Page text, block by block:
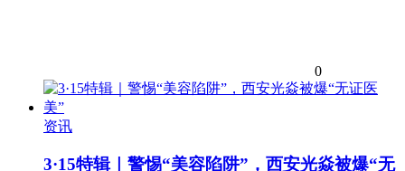
0
资讯
3·15特辑｜警惕“美容陷阱”，西安光焱被爆“无